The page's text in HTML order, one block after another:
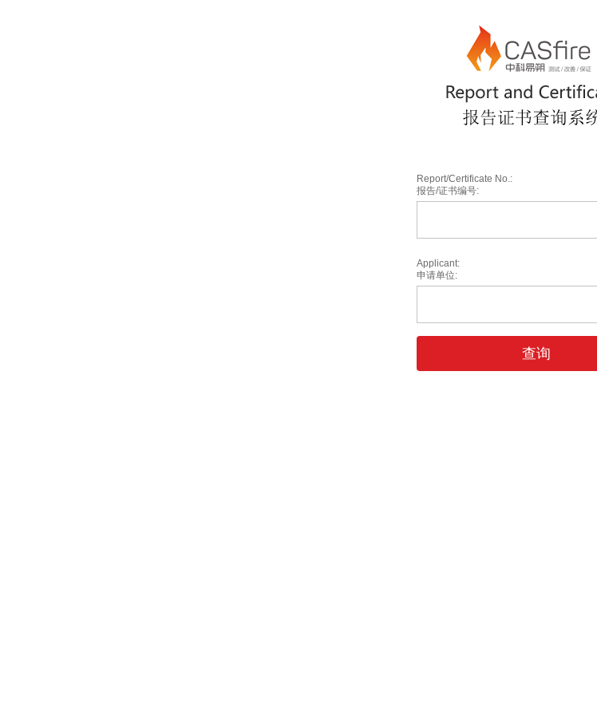
Report/Certificate No.:
报告/证书编号:
Applicant:
申请单位:
查询